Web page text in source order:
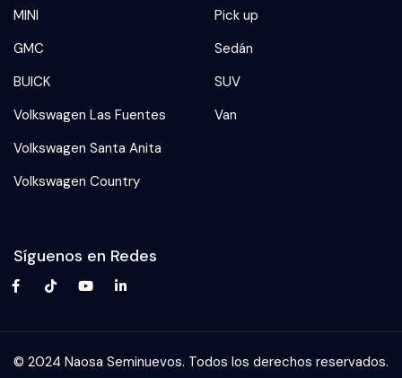
MINI
GMC
BUICK
Volkswagen Las Fuentes
Volkswagen Santa Anita
Volkswagen Country
Pick up
Sedán
SUV
Van
Síguenos en Redes
© 2024 Naosa Seminuevos. Todos los derechos reservados.